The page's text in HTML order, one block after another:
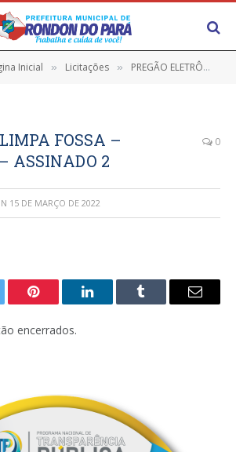
Inicial » Licitações » PREGÃO ELETRÔNICO Nº 9/2021-017-SRP (REGISTRO DE PREÇOS VISANDO FUTURA E EVENTUAL CONTRATAÇÃO DE EMPRESA PARA PRESTAÇÃO DE SERVIÇOS DE ESCOAMENTO DE FOSSAS)
FOSSA –
ASSINADO 2
0
15 DE MARÇO DE 2022
Pinterest LinkedInTumblr
E-
encerrados.